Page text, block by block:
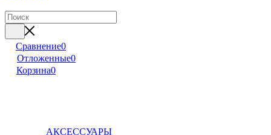
Сравнение0
Отложенные0
Корзина0
АКСЕССУАРЫ